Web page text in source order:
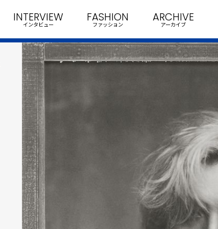
INTERVIEW
インタビュー
FASHION
ファッション
ARCHIVE
アーカイブ